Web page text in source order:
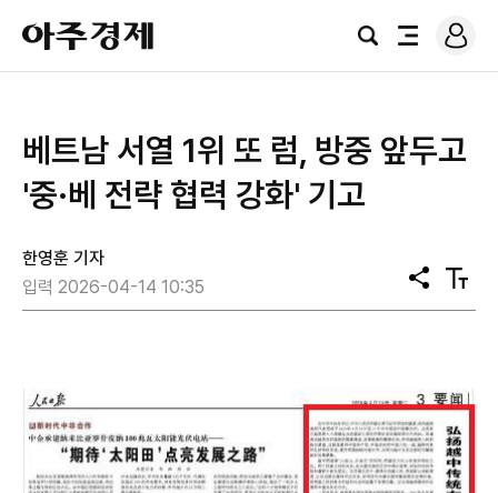
아
주
경
검
전
로
그
베트남 서열 1위 또 럼, 방중 앞두고
'중·베 전략 협력 강화' 기고
한영훈 기자
입력 2026-04-14 10:35
공
유
텍
스